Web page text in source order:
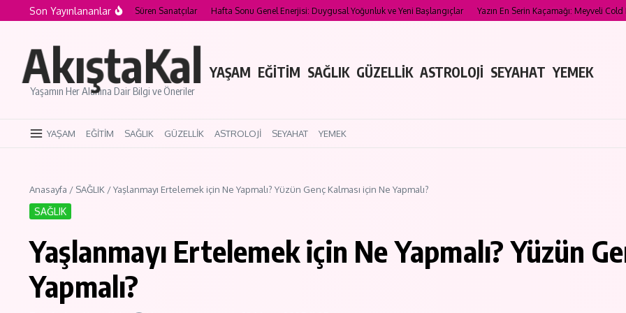
İçeriğe atlaSon Yayınlananlar
Nesiller Boyunca Süren Sanatçılar Hafta Sonu Genel Enerjisi: Duygusal Yoğunluk ve Yeni Başlangıçlar Yazın En Serin Kaçamağı: Meyveli Cold Brew
AkıştaKal
Yaşamın Her Alanına Dair Bilgi ve Öneriler
YAŞAM EĞİTİM SAĞLIK GÜZELLİK ASTROLOJİ SEYAHAT YEMEK
YAŞAM EĞİTİM SAĞLIK GÜZELLİK ASTROLOJİ SEYAHAT YEMEK
Anasayfa / SAĞLIK /Yaşlanmayı Ertelemek için Ne Yapmalı? Yüzün Genç Kalması için Ne Yapmalı?
SAĞLIK
Yaşlanmayı Ertelemek için Ne Yapmalı? Yüzün
Yapmalı?